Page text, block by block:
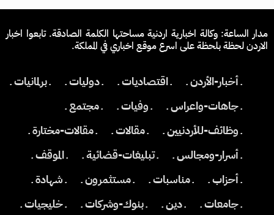
مدار الساعة: وكالة اخبارية اردنية مساحتها الكلمة الصادقة. تابعوا اخبار
الاردن لحظة بلحظة على اسرع موقع اخباري في المملكة.
ـ أخبار-الأردن ـ ـ اقتصاديات ـ ـ دوليات ـ
ـ برلمانيات ـ
ـ جاهات-واعراس ـ
ـ وفيات ـ
ـ مجتمع ـ
ـ وظائف-للأردنيين ـ
ـ مقالات ـ
ـ مقالات-مختارة ـ
ـ أسرار-ومجالس ـ
ـ تبليغات-قضائية ـ
ـ الموقف ـ
ـ أحزاب ـ
ـ مناسبات ـ ـ مستثمرون ـ
ـ شهادة ـ
ـ جامعات ـ
ـ دين ـ ـ بنوك-وشركات ـ ـ خليجيات ـ